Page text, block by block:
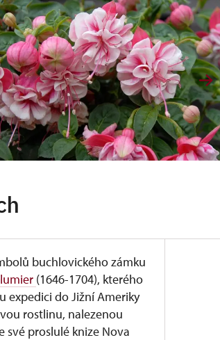
buchlovického zámku
(1646-1704), kterého
expedici do Jižní Ameriky
rostlinu, nalezenou
své proslulé knize Nova